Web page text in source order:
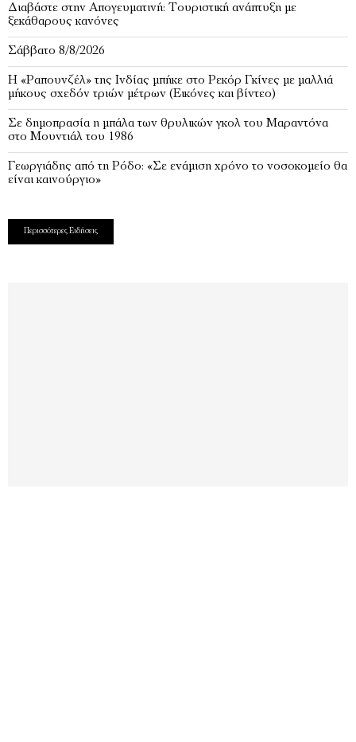
Διαβάστε στην Απογευματινή: Τουριστική ανάπτυξη με
ξεκάθαρους κανόνες
Σάββατο 8/8/2026
Η «Ραπουνζέλ» της Ινδίας μπήκε στο Ρεκόρ Γκίνες με μαλλιά
μήκους σχεδόν τριών μέτρων (Εικόνες και βίντεο)
Σε δημοπρασία η μπάλα των θρυλικών γκολ του Μαραντόνα
στο Μουντιάλ του 1986
Γεωργιάδης από τη Ρόδο: «Σε ενάμιση χρόνο το νοσοκομείο θα
είναι καινούργιο»
Περισσότερες Ειδήσεις